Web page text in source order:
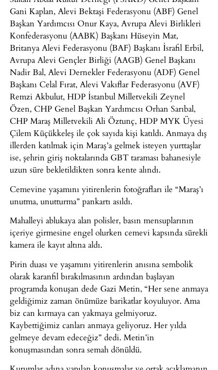
Gani Kaplan, Alevi Bektaşi Federasyonu (ABF) Genel
Başkan Yardımcısı Onur Kaya, Avrupa Alevi Birlikleri
Konfederasyonu (AABK) Başkanı Hüseyin Mat,
Britanya Alevi Federasyonu (BAF) Başkanı İsrafil Erbil,
Avrupa Alevi Gençler Birliği (AAGB) Genel Başkanı
Nadir Bal, Alevi Dernekler Federasyonu (ADF) Genel
Başkanı Celal Fırat, Alevi Vakıflar Federasyonu (AVF)
Remzi Akbulut, HDP İstanbul Milletvekili Zeynel
Özen, CHP Genel Başkan Yardımcısı Orhan Sarıbal,
CHP Maraş Milletvekili Ali Öztunç, HDP MYK Üyesi
Çilem Küçükkeleş ile çok sayıda kişi katıldı. Anmaya dış
illerden katılmak için Maraş’a gelmek isteyen yurttaşlar
ise, şehrin giriş noktalarında GBT taraması bahanesiyle
uzun süre bekletildikten sonra kente alındı.
Cemevine yaşamını yitirenlerin fotoğrafları ile “Maraş’ı
unutma, unutturma” pankartı asıldı.
Mahalleyi ablukaya alan polisler, basın mensuplarının
içeriye girmesine engel olurken cemevi kapsında sürekli
kamera ile kayıt altına aldı.
Pirin duası ve yaşamını yitirenlerin anısına sembolik
olarak karanfil bırakılmasının ardından başlayan
programda konuşan dede Gazi Metin, “Her sene anmaya
geldiğimiz zaman önümüze barikatlar koyuluyor. Ama
biz can kırmaya can yakmaya gelmiyoruz.
Kaybettiğimiz canları anmaya geliyoruz. Her yılda
gelmeye devam edeceğiz” dedi. Metin’in
konuşmasından sonra semah dönüldü.